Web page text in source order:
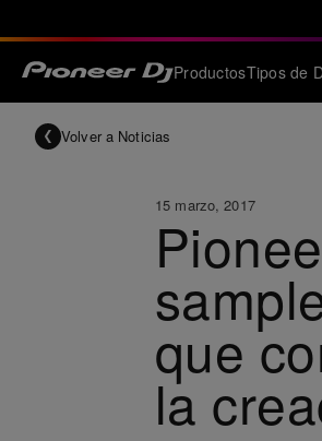
ProductosTipos de
Volver a Noticias
15 marzo, 2017
que
la